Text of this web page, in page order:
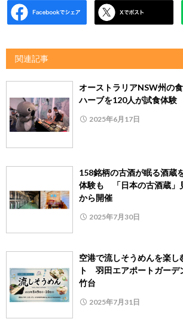
関連記事
オーストラリアNSW州の
ハーブを120人が試食体験
2025年6月17日
158銘柄の古酒が眠る酒蔵
体験も 「日本の古酒蔵」
から開催
2025年7月30日
空港で流しそうめんを楽し
ト 羽田エアポートガーデ
竹台
2025年7月31日